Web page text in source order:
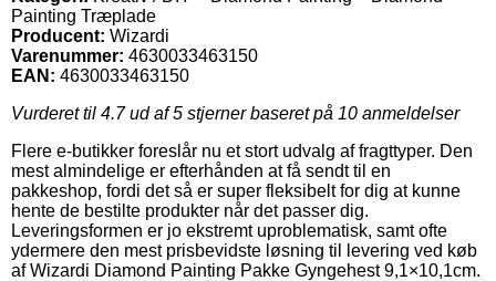
Painting Træplade
Producent: Wizardi
Varenummer: 4630033463150
EAN: 4630033463150
Vurderet til 4.7ud af 5 stjerner baseret på 10 anmeldelser
Flere e-butikker foreslår nu et stort udvalg af fragttyper. Den
mest almindelige er efterhånden at få sendt til en
pakkeshop, fordi det så er super fleksibelt for dig at kunne
hente de bestilte produkter når det passer dig.
Leveringsformen er jo ekstremt uproblematisk, samt ofte
ydermere den mest prisbevidste løsning til levering ved køb
af Wizardi Diamond Painting Pakke Gyngehest 9,1×10,1cm.